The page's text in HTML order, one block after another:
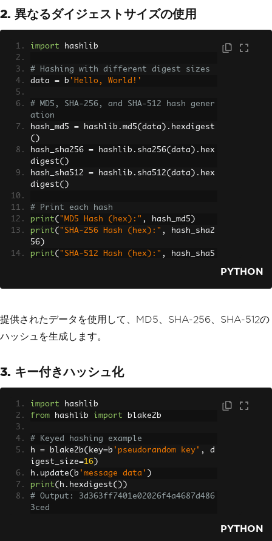
2. 異なるダイジェストサイズの使用
import hashlib
# Hashing with different digest sizes
data = b 'Hello, World!'
# MD5, SHA-256, and SHA-512 hash gener
ation
hash_md5 = hashlib . md5( data ). hexdigest
()
hash_sha256 = hashlib . sha256( data ). hex
digest()
hash_sha512 = hashlib . sha512( data ). hex
digest()
# Print each hash
print( "MD5 Hash (hex):" , hash_md5 )
print( "SHA-256 Hash (hex):" ,
hash_sha2
56 )
print( "SHA-512 Hash (hex):" ,
hash_sha5
# MD5 Hash (hex): 65a8e27d8879283831b6
af676290809ec3a53191dd81c7f70a4b28688a
362182986f
ed1e5abe6cc69291e0fa2fe0006a52570ef18c
19def4e617c33ce52ef0a6e5fbe318cb0387
PYTHON
提供されたデータを使用して、MD5、SHA-256、SHA-512の
ハッシュを生成します。
3. キー付きハッシュ化
import hashlib
from hashlib import blake2b
# Keyed hashing example
h = blake2b( key=b 'pseudorandom key' ,
d
igest_size=16 )
h . update( b 'message data' )
print( h . hexdigest())
# Output: 3d363ff7401e02026f4a4687d486
3ced
PYTHON